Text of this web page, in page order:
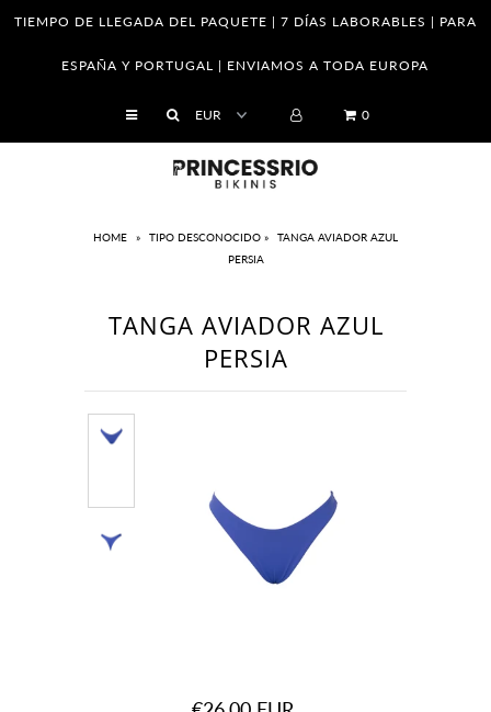
TIEMPO DE LLEGADA DEL PAQUETE | 7 DÍAS LABORABLES | PARA
ESPAÑA Y PORTUGAL | ENVIAMOS A TODA EUROPA
0
HOME » TIPO DESCONOCIDO »
TANGA AVIADOR AZUL
PERSIA
TANGA AVIADOR AZUL
PERSIA
Empresa
Cambios y Devoluciones
Política de Privacidad